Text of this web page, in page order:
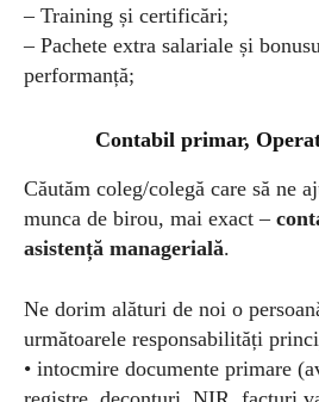
– Training și certificări;
– Pachete extra salariale și
performanță;
Contabil primar,
Căutăm coleg/colegă care să ne
munca de birou, mai exact –
asistență managerială.
Ne dorim alături de noi o
următoarele responsabilități
• intocmire documente primare